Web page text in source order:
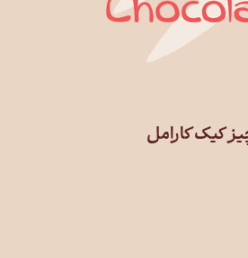
کیک کارامل